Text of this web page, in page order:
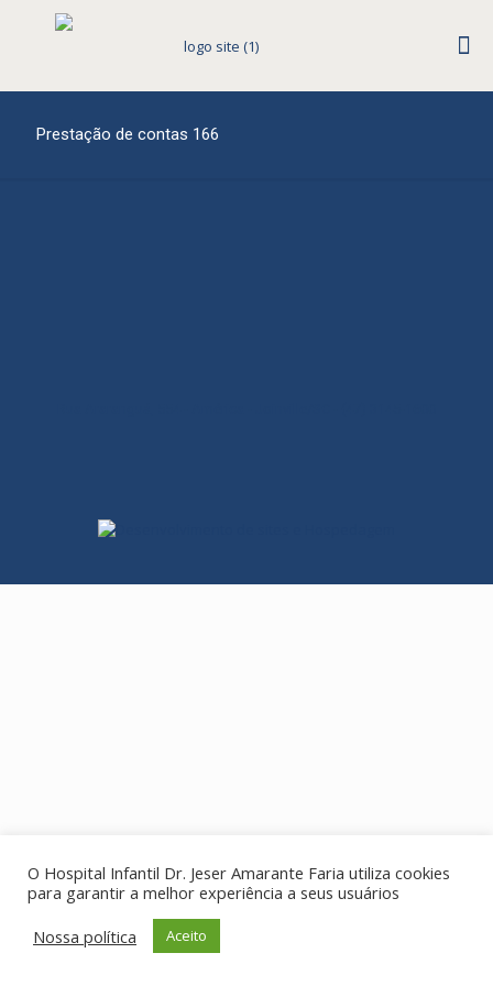
Prestação de contas 166
O Hospital Infantil Dr. Jeser Amarante Faria utiliza cookies
para garantir a melhor experiência a seus usuários
Nossa política
Aceito